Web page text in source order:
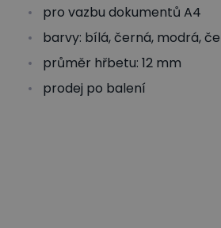
pro vazbu dokumentů A4
barvy: bílá, černá, modrá,
průměr hřbetu: 12 mm
prodej po balení